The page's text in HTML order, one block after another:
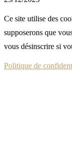
Ce site utilise des
supposerons que
vous désinscrire si
Politique de